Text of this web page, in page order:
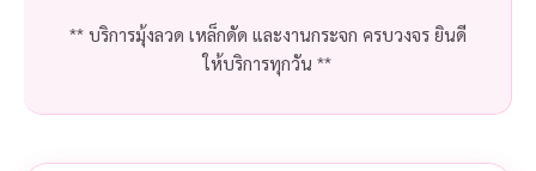
** บริการมุ้งลวด เหล็กดัด และงานกระจก ครบวงจร ยินดี
ให้บริการทุกวัน **